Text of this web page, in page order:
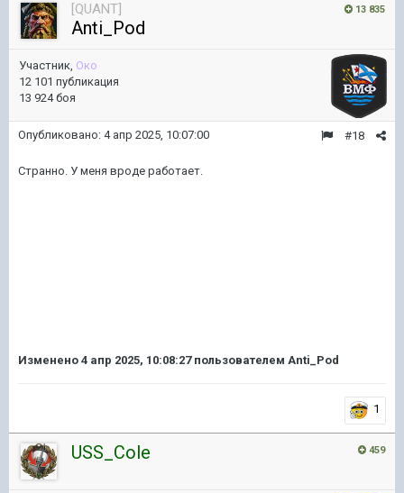
13 835
[QUANT]
Anti_Pod
Участник, Око
12 101 публикация
13 924 боя
#18
Опубликовано: 4 апр 2025, 10:07:00
Странно. У меня вроде работает.
Изменено 4 апр 2025, 10:08:27пользователем Anti_Pod
1
459
USS_Cole